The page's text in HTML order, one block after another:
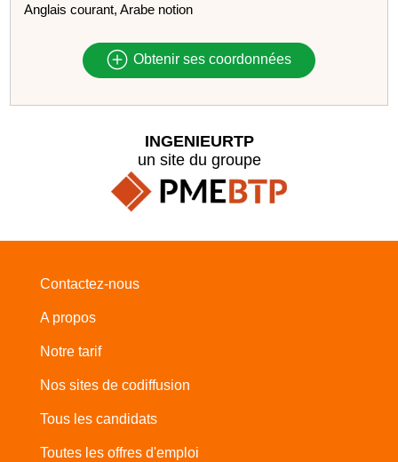
Anglais courant, Arabe notion
Obtenir ses coordonnées
INGENIEURTP
un site du groupe
Contactez-nous
A propos
Notre tarif
Nos sites de codiffusion
Tous les candidats
Toutes les offres d'emploi